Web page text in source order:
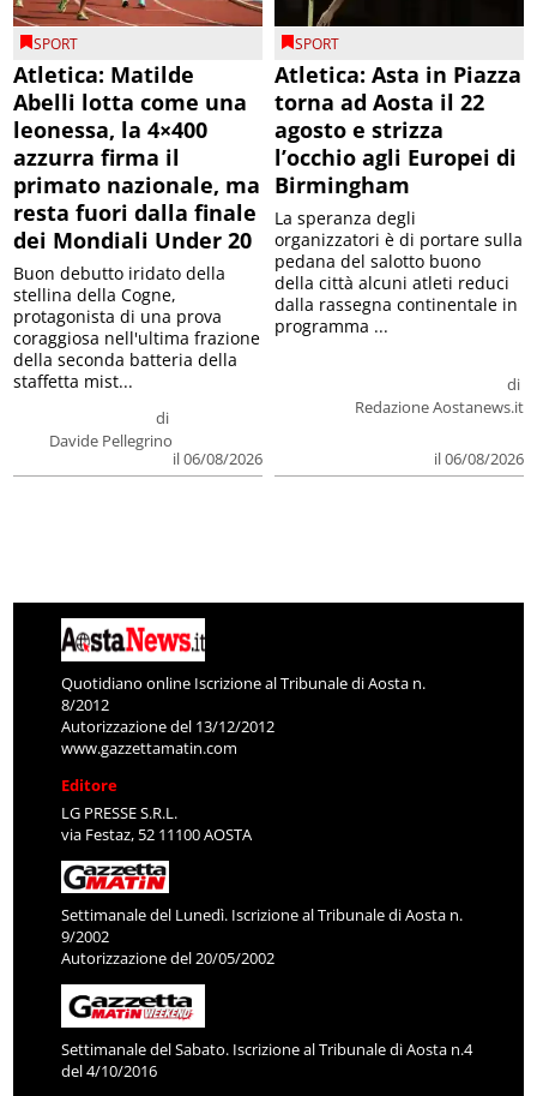
SPORT
Atletica: Matilde
Abelli lotta come una
leonessa, la 4×400
azzurra firma il
primato nazionale, ma
resta fuori dalla finale
dei Mondiali Under 20
di
Davide Pellegrino
il 06/08/2026
Buon debutto iridato della
stellina della Cogne,
protagonista di una prova
coraggiosa nell'ultima frazione
della seconda batteria della
staffetta mist...
SPORT
Atletica: Asta in Piazza
torna ad Aosta il 22
agosto e strizza
l’occhio agli Europei di
Birmingham
di
Redazione Aostanews.it
il 06/08/2026
La speranza degli
organizzatori è di portare sulla
pedana del salotto buono
della città alcuni atleti reduci
dalla rassegna continentale in
programma ...
Quotidiano online Iscrizione al Tribunale di Aosta n.
8/2012
Autorizzazione del 13/12/2012
www.gazzettamatin.com
Editore
LG PRESSE S.R.L.
via Festaz, 52 11100 AOSTA
Settimanale del Lunedì. Iscrizione al Tribunale di Aosta n.
9/2002
Autorizzazione del 20/05/2002
Settimanale del Sabato. Iscrizione al Tribunale di Aosta n.4
del 4/10/2016